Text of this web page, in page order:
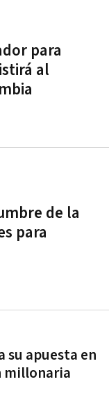
para
al
de la
para
su apuesta en
millonaria